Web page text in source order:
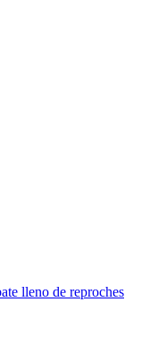
lleno de reproches